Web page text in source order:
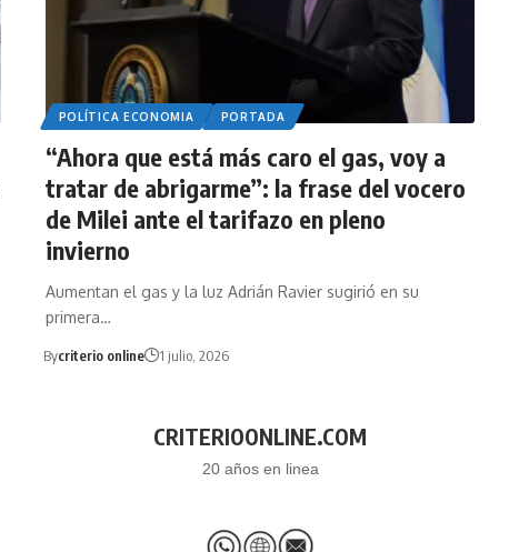
POLÍTICA ECONOMIA PORTADA
“Ahora que está más caro el gas, voy a
tratar de abrigarme”: la frase del vocero
de Milei ante el tarifazo en pleno
invierno
Aumentan el gas y la luz Adrián Ravier sugirió en su
primera…
Bycriterio online 1 julio, 2026
CRITERIOONLINE.COM
20 años en linea